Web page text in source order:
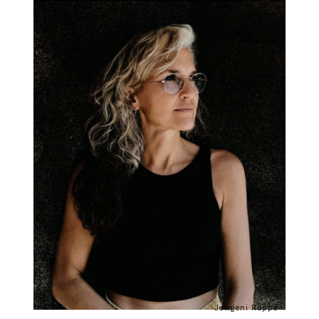
Gloria Oyarzabal
150,00€
FOTOLIBRO
Inside Jewgeni Roppe